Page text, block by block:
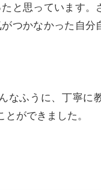
と思っています。
つかなかった自分
なふうに、丁寧に
ができました。